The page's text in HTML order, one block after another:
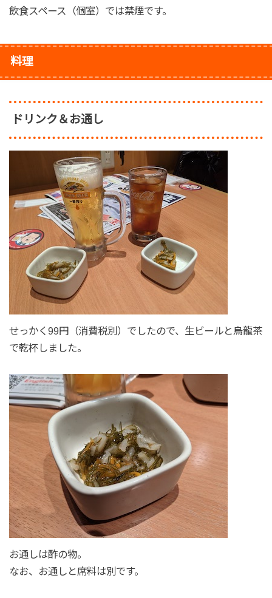
飲食スペース（個室）では禁煙です。
料理
ドリンク＆お通し
せっかく99円（消費税別）でしたので、生ビールと烏龍茶
で乾杯しました。
お通しは酢の物。
なお、お通しと席料は別です。